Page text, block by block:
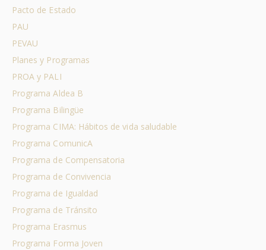
Pacto de Estado
PAU
PEVAU
Planes y Programas
PROA y PALI
Programa Aldea B
Programa Bilingüe
Programa CIMA: Hábitos de vida saludable
Programa ComunicA
Programa de Compensatoria
Programa de Convivencia
Programa de Igualdad
Programa de Tránsito
Programa Erasmus
Programa Forma Joven